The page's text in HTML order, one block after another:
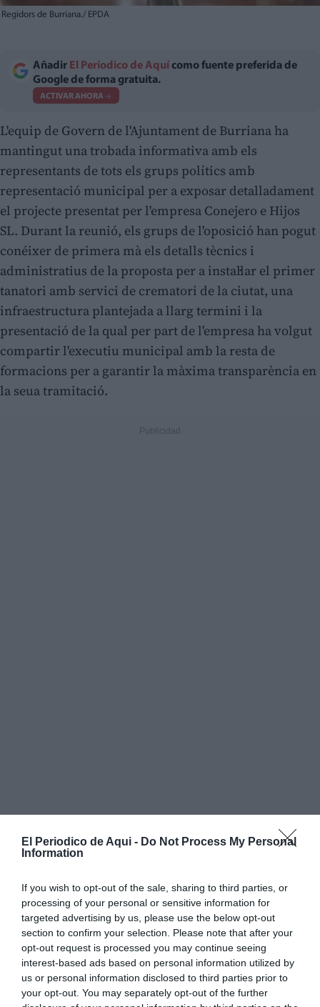
El Periodico de Aqui - Do Not Process My Personal
Information
If you wish to opt-out of the sale, sharing to third parties, or
processing of your personal or sensitive information for
targeted advertising by us, please use the below opt-out
section to confirm your selection. Please note that after your
opt-out request is processed you may continue seeing
interest-based ads based on personal information utilized by
us or personal information disclosed to third parties prior to
your opt-out. You may separately opt-out of the further
Regidors de Burriana./ EPDA
Añadir El Periodico de Aquí como fuente preferida de
Google de forma gratuita.
ACTIVAR AHORA
L'equip de Govern de l'Ajuntament de Burriana ha
mantingut una trobada informativa amb els
representants de tots els grups polítics amb
representació municipal per a exposar detalladament
el projecte presentat per l'empresa Conejero e Hijos
SL. Durant la reunió, els grups de l'oposició han pogut
conéixer de primera mà els detalls tècnics i
administratius de la proposta per a instal·lar el primer
tanatori amb servici de crematori de la ciutat, una
infraestructura plantejada a llarg termini i la
presentació de la qual per part de l'empresa ha volgut
compartir l'executiu municipal amb la resta de
formacions per a garantir la màxima transparència en
la seua tramitació.
pels seus terminis i naturalesa superarà l'àmbit de
l'actual legislatura, compte amb el major grau
d'informació possible i aconseguisca un consens sòlid
entre totes les forces polítiques. El servici es projecta
mitjançant una Declaració d'Interés Comunitari (DIC)
en una parcel·la de 5.617 metres quadrats situada